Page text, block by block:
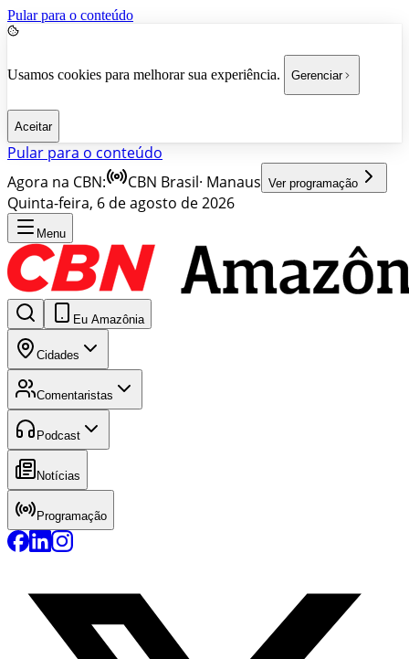
Pular para o conteúdo
Usamos cookies para melhorar sua experiência. Gerenciar
Aceitar
Pular para o conteúdo
Agora na CBN:
CBN Brasil· Manaus Ver programação
Quinta-feira, 6 de agosto de 2026
Menu
Eu Amazônia
Cidades
Comentaristas
Podcast
Notícias
Programação